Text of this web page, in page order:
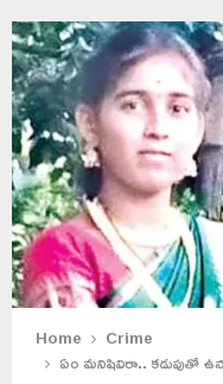
Home
Crime
ఏం మనిషివిరా.. కడుపుతో